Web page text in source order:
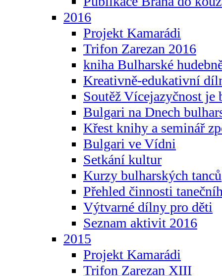
2016
Projekt Kamarádi
Trifon Zarezan 2016
kniha Bulharské
Kreativně-edukativní
Soutěž Vícejazyčnost je
Bulgari na Dnech
Křest knihy a seminář
Bulgari ve Vídni
Setkání kultur
Kurzy bulharských tanců
Přehled činnosti
Výtvarné dílny pro děti
Seznam aktivit 2016
2015
Projekt Kamarádi
Trifon Zarezan XIII